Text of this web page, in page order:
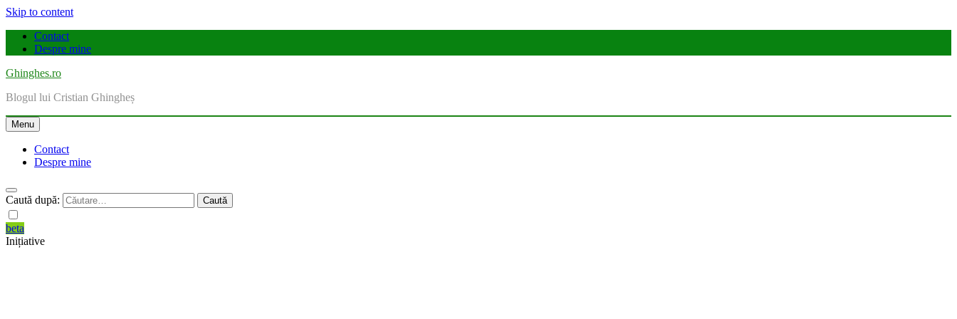
Skip to content
Contact
Despre mine
Ghinghes.ro
Blogul lui Cristian Ghingheș
Menu
Contact
Despre mine
Caută după:
beta
Inițiative